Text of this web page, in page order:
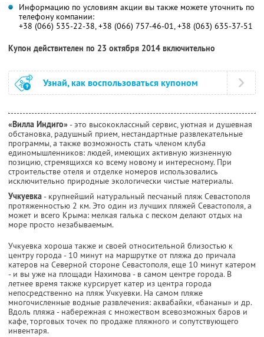
Информацию по условиям акции вы также можете уточнить по
телефону компании:
+38 (066) 535-22-38, +38 (066) 757-46-01, +38 (063) 635-37-51
Купон действителен по 23 октября 2014 включительно
Узнай, как воспользоваться купоном
«Вилла Индиго»- это высококлассный сервис, уютная и душевная
обстановка, радушный прием, нестандартные развлекательные
программы, а также возможность стать членом клуба
единомышленников: людей, имеющих активную жизненную
позицию, стремящихся ко всему новому и интересному. При
строительстве отеля и отделке номеров использовались
исключительно природные экологически чистые материалы.
Учкуевка- крупнейший натуральный песчаный пляж Севастополя
протяженностью 2 км. Это один из лучших пляжей Севастополя, а
может и всего Крыма: мелкая галька с песком делают отдых на
море просто незабываемым.
Учкуевка хороша также и своей относительной близостью к
центру города - 10 минут на маршрутке от пляжа до причала
катеров на Северной стороне Севастополя, еще 10 минут катером
- и вы уже на площади Нахимова - в самом центре города. В
летнее время также курсирует катер из центра города
непосредственно на пляж Учкуевки. На самом пляже
многочисленные водные развлечения: аквабайки, «бананы» и др.
Вдоль пляжа - набережная с множеством всевозможных баров и
кафе, торговых точек по продаже пляжного и сопутствующего
инвентаря.